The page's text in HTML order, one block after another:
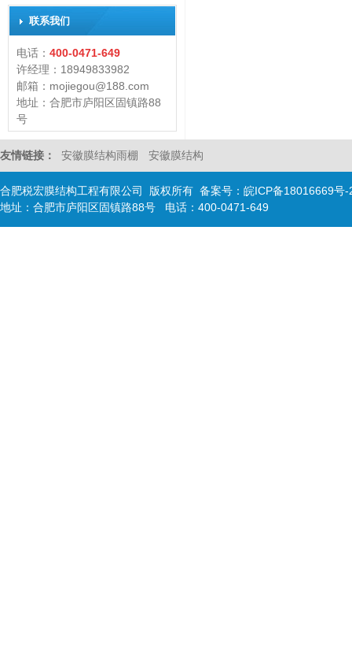
联系我们
电话： 400-0471-649
许经理：18949833982
邮箱：mojiegou@188.com
地址：合肥市庐阳区固镇路88
号
友情链接： 安徽膜结构雨棚 安徽膜结构
合肥税宏膜结构工程有限公司 版权所有 备案号： 皖ICP备18016669号-
地址：合肥市庐阳区固镇路88号 电话：400-0471-649